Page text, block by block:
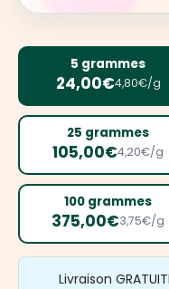
5 grammes
24,00€4,80€/g
25 grammes
105,00€4,20€/g
100 grammes
375,00€3,75€/g
Livraison